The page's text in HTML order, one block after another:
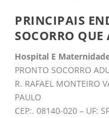
PRINCIPAIS
SOCORRO
Hospital E
PRONTO SOCORRO
R. RAFAEL MONTEIRO
PAULO
CEP:. 08140-020 – UF: